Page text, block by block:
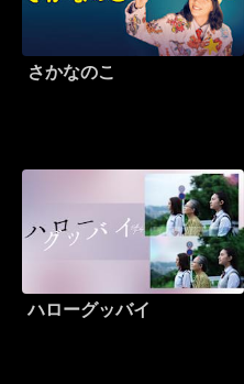
さかなのこ
ハローグッバイ